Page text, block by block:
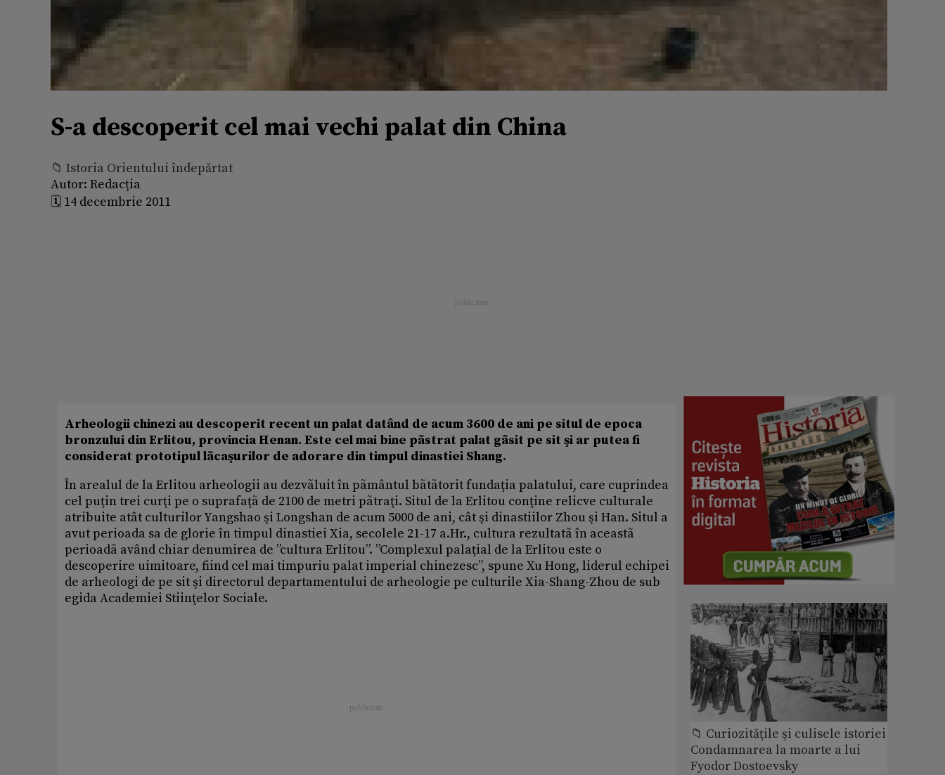
S-a descoperit cel mai vechi palat din China
📁 Istoria Orientului îndepărtat
Autor: Redacția
🗓️ 14 decembrie 2011
Arheologii chinezi au descoperit recent un palat datând de acum 3600 de ani pe situl de epoca
bronzului din Erlitou, provincia Henan. Este cel mai bine pãstrat palat gãsit pe sit şi ar putea fi
considerat prototipul lãcaşurilor de adorare din timpul dinastiei Shang.
În arealul de la Erlitou arheologii au dezvãluit în pãmântul bãtãtorit fundaţia palatului, care cuprindea
cel puţin trei curţi pe o suprafaţã de 2100 de metri pãtraţi. Situl de la Erlitou conţine relicve culturale
atribuite atât culturilor Yangshao şi Longshan de acum 5000 de ani, cât şi dinastiilor Zhou şi Han. Situl a
avut perioada sa de glorie în timpul dinastiei Xia, secolele 21-17 a.Hr., cultura rezultatã în aceastã
perioadã având chiar denumirea de ”cultura Erlitou”. ”Complexul palaţial de la Erlitou este o
descoperire uimitoare, fiind cel mai timpuriu palat imperial chinezesc”, spune Xu Hong, liderul echipei
de arheologi de pe sit şi directorul departamentului de arheologie pe culturile Xia-Shang-Zhou de sub
egida Academiei Stiinţelor Sociale.
📁 Curiozităţile şi culisele istoriei
Condamnarea la moarte a lui
Fyodor Dostoevsky